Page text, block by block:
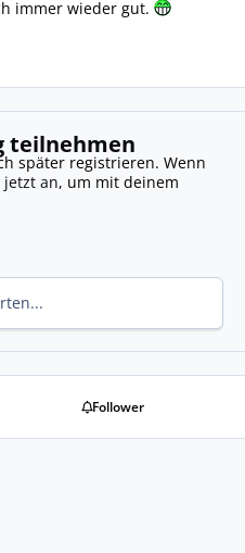
immer wieder gut.
teilnehmen
später registrieren. Wenn
an, um mit deinem
Follower